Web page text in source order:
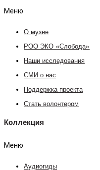
Меню
О музее
РОО ЭКО «Слобода»
Наши исследования
СМИ о нас
Поддержка проекта
Стать волонтером
Коллекция
Меню
Аудиогиды